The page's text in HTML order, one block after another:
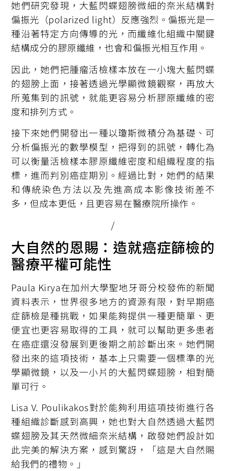
她們研究發現，大藍閃蝶翅膀微細的奈米結構對
偏振光（polarized light）反應強烈。偏振光是一
種沿著特定方向傳導的光，而纖維化組織中關鍵
結構成分的膠原纖維，也會和偏振光相互作用。
因此，她們把腫瘤活檢樣本放在一小塊大藍閃蝶
的翅膀上面，接著透過光學顯微鏡觀察，再放大
所蒐集到的訊號，就能更容易分析膠原纖維的密
度和排列方式。
接下來她們開發出一種以瓊斯微積分為基礎、可
分析偏振光的數學模型，把得到的訊號，轉化為
可以衡量活檢樣本膠原纖維密度和組織程度的指
標，進而判別癌症期別。經過比對，她們的結果
和傳統染色方法以及先進高成本影像技術差不
多，但成本更低，且更容易在醫療院所操作。
/
大自然的恩賜：造就癌症篩檢的
醫療平權可能性
Paula Kirya在加州大學聖地牙哥分校發佈的新聞
資料表示，世界很多地方的資源有限，對早期癌
症篩檢是種挑戰，如果能夠提供一種更簡單、更
便宜也更容易取得的工具，就可以幫助更多患者
在癌症還沒發展到更後期之前診斷出來。她們開
發出來的這項技術，基本上只需要一個標準的光
學顯微鏡，以及一小片的大藍閃蝶翅膀，相對簡
單可行。
Lisa V. Poulikakos對於能夠利用這項技術進行各
種組織診斷感到高興，她也對大自然透過大藍閃
蝶翅膀及其天然微細奈米結構，啟發她們設計如
此完美的解決方案，感到驚訝，「這是大自然賜
給我們的禮物。」